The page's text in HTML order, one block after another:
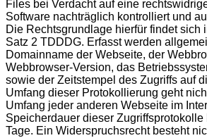
Files bei Verdacht auf eine
Software nachträglich kontrolliert und
Die Rechtsgrundlage hierfür findet sich
Satz 2 TDDDG. Erfasst werden
Domainname der Webseite, der
Webbrowser-Version, das
sowie der Zeitstempel des Zugriffs auf
Umfang dieser Protokollierung geht
Umfang jeder anderen Webseite im
Speicherdauer dieser Zugriffsprotokolle
Tage. Ein Widerspruchsrecht besteht